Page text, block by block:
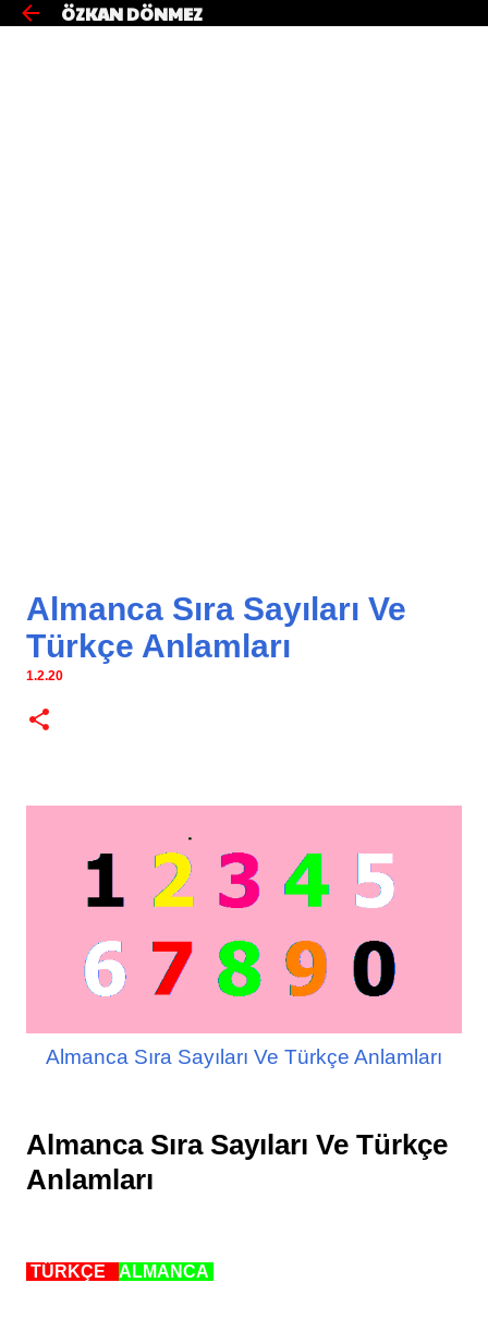
Ana içeriğe atla
ÖZKAN DÖNMEZ
Almanca Sıra Sayıları Ve
Türkçe Anlamları
1.2.20
Almanca Sıra Sayıları Ve Türkçe Anlamları
Almanca Sıra Sayıları Ve Türkçe
Anlamları
TÜRKÇE ALMANCA